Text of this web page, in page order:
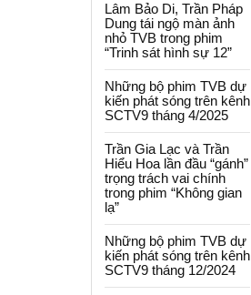
Lâm Bảo Di, Trần Pháp
Dung tái ngộ màn ảnh
nhỏ TVB trong phim
“Trinh sát hình sự 12”
Những bộ phim TVB dự
kiến phát sóng trên kênh
SCTV9 tháng 4/2025
Trần Gia Lạc và Trần
Hiểu Hoa lần đầu “gánh”
trọng trách vai chính
trong phim “Không gian
lạ”
Những bộ phim TVB dự
kiến phát sóng trên kênh
SCTV9 tháng 12/2024